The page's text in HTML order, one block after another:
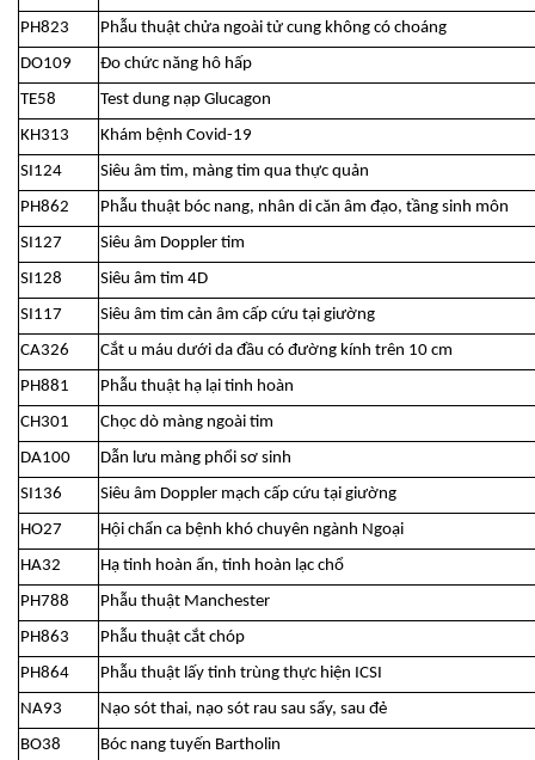
PH823
Phẫu thuật chửa ngoài tử cung không có choáng
DO109
Đo chức năng hô hấp
TE58
Test dung nạp Glucagon
KH313
Khám bệnh Covid-19
SI124
Siêu âm tim, màng tim qua thực quản
PH862
Phẫu thuật bóc nang, nhân di căn âm đạo, tầng sinh môn
SI127
Siêu âm Doppler tim
SI128
Siêu âm tim 4D
SI117
Siêu âm tim cản âm cấp cứu tại giường
CA326
Cắt u máu dưới da đầu có đường kính trên 10 cm
PH881
Phẫu thuật hạ lại tinh hoàn
CH301
Chọc dò màng ngoài tim
DA100
Dẫn lưu màng phổi sơ sinh
SI136
Siêu âm Doppler mạch cấp cứu tại giường
HO27
Hội chẩn ca bệnh khó chuyên ngành Ngoại
HA32
Hạ tinh hoàn ẩn, tinh hoàn lạc chổ
PH788
Phẫu thuật Manchester
PH863
Phẫu thuật cắt chóp
PH864
Phẫu thuật lấy tinh trùng thực hiện ICSI
NA93
Nạo sót thai, nạo sót rau sau sẩy, sau đẻ
BO38
Bóc nang tuyến Bartholin